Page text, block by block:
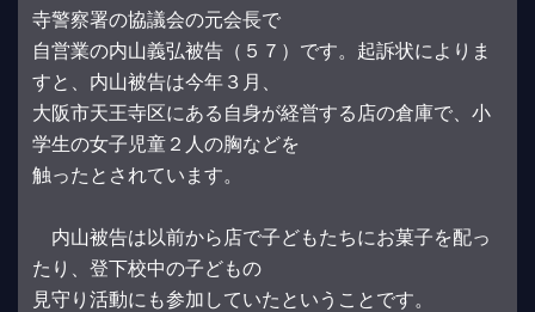
寺警察署の協議会の元会長で
自営業の内山義弘被告（５７）です。起訴状によりま
すと、内山被告は今年３月、
大阪市天王寺区にある自身が経営する店の倉庫で、小
学生の女子児童２人の胸などを
触ったとされています。
内山被告は以前から店で子どもたちにお菓子を配っ
たり、登下校中の子どもの
見守り活動にも参加していたということです。